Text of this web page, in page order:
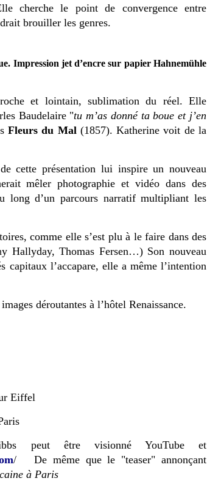
cherche le point de convergence entre
brouiller les genres.
Impression jet d’encre sur papier Hahnemühle
et lointain, sublimation du réel. Elle
Baudelaire "tu m’as donné ta boue et j’en
Fleurs du Mal(1857). Katherine voit de la
cette présentation lui inspire un nouveau
mêler photographie et vidéo dans des
long d’un parcours narratif multipliant les
comme elle s’est plu à le faire dans des
Hallyday, Thomas Fersen…) Son nouveau
capitaux l’accapare, elle a même l’intention
déroutantes à l’hôtel Renaissance.
Eiffel
peut être visionné YouTube et
/De même que le "teaser" annonçant
à Paris